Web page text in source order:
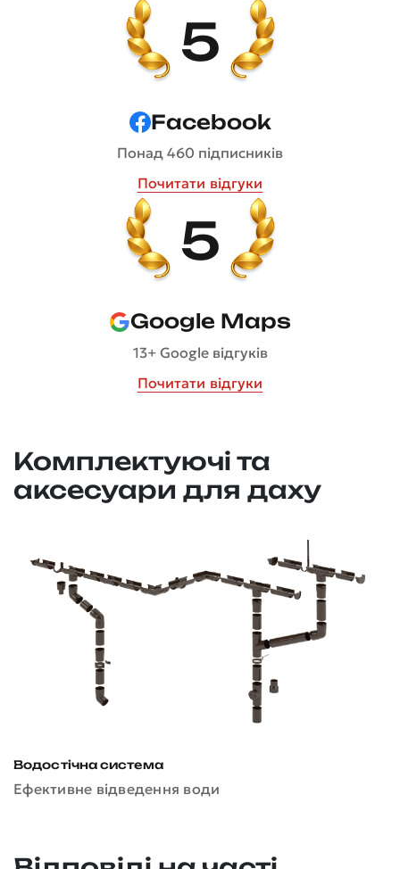
5
Facebook
Понад 460 підписників
Почитати відгуки
5
Google Maps
13+ Google відгуків
Почитати відгуки
Комплектуючі та
аксесуари для даху
Водостічна система
Ефективне відведення води